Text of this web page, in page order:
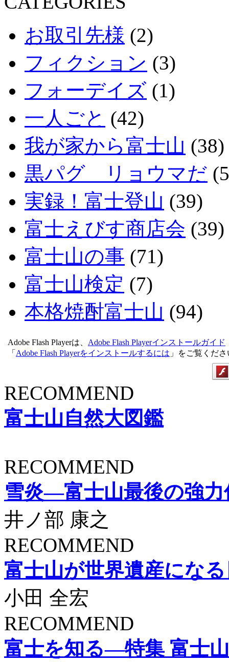
お取引先様 (2)
フィクション (3)
フォーデイズ (1)
一人ごと (42)
我が家から富士山 (38)
黒パグ リョウマだ
実録！富士登山 (39)
富士えびす商店会 (39)
富士山の事 (71)
富士山検定 (7)
本格焼酎富士山 (94)
Adobe Flash Playerは、 Adobe Flash Playerインストールガイド
「 Adobe Flash Playerをインストールするには 」をご覧くだ
RECOMMEND
富士山自然大図鑑
RECOMMEND
雪炎―富士山最後の強力
井ノ部 康之
RECOMMEND
富士山が世界遺産にな
小田 全宏
RECOMMEND
富士を知る―特集 富士